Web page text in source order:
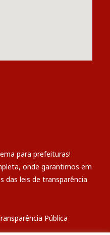
para prefeituras!
onde garantimos em
das leis de transparência
Pública